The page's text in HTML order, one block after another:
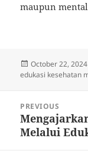
maupun
Posted
on
October 22, 2024
edukasi kesehatan
navigation
PREVIOUS
Previous
post:
Melalui